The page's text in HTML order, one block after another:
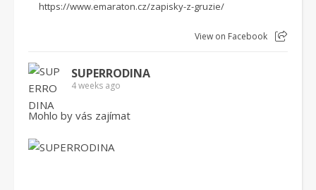
https://www.emaraton.cz/zapisky-z-gruzie/
View on Facebook
SUPERRODINA
4 weeks ago
Mohlo by vás zajímat